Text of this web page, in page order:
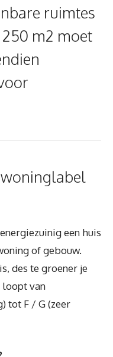
ruimtes
m2 moet
een huis
of gebouw.
des te groener je
loopt van
tot F / G (zeer